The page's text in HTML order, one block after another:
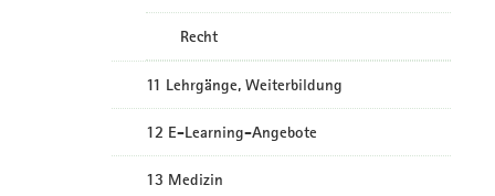
Recht
11 Lehrgänge, Weiterbildung
12 E-Learning-Angebote
13 Medizin